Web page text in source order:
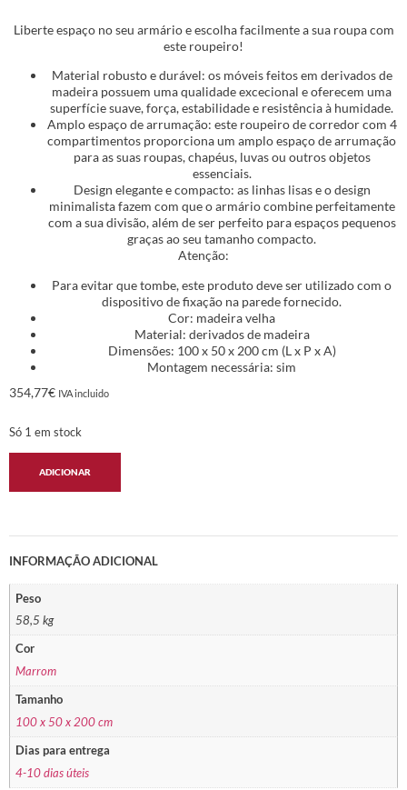
Liberte espaço no seu armário e escolha facilmente a sua roupa com
este roupeiro!
Material robusto e durável: os móveis feitos em derivados de
madeira possuem uma qualidade excecional e oferecem uma
superfície suave, força, estabilidade e resistência à humidade.
Amplo espaço de arrumação: este roupeiro de corredor com 4
compartimentos proporciona um amplo espaço de arrumação
para as suas roupas, chapéus, luvas ou outros objetos
essenciais.
Design elegante e compacto: as linhas lisas e o design
minimalista fazem com que o armário combine perfeitamente
com a sua divisão, além de ser perfeito para espaços pequenos
graças ao seu tamanho compacto.
Atenção:
Para evitar que tombe, este produto deve ser utilizado com o
dispositivo de fixação na parede fornecido.
Cor: madeira velha
Material: derivados de madeira
Dimensões: 100 x 50 x 200 cm (L x P x A)
Montagem necessária: sim
354,77€ IVA incluido
Só 1 em stock
ADICIONAR
INFORMAÇÃO ADICIONAL
Peso
58,5 kg
Cor
Marrom
Tamanho
100 x 50 x 200 cm
Dias para entrega
4-10 dias úteis